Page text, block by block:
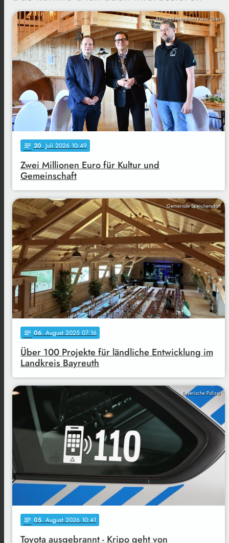
Abgeordnetenbüro Franc Dierl
notes 20. Juli 2026 10:49
Zwei Millionen Euro für Kultur und
Gemeinschaft
Gemeinde Speichersdorf
notes 06. August 2025 07:16
Über 100 Projekte für ländliche Entwicklung im
Landkreis Bayreuth
Bayerische Polizei
notes 05. August 2026 10:41
Toyota ausgebrannt - Kripo geht von